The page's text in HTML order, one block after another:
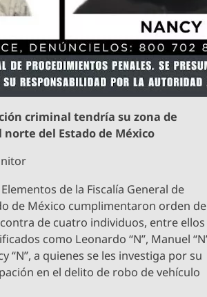
criminal tendría su zona de
del Estado de México
de la Fiscalía General de
de México cumplimentaron orden de
de cuatro individuos, entre ellos
como Leonardo “N”, Manuel
“N”, a quienes se les investiga por su
en el delito de robo de vehículo